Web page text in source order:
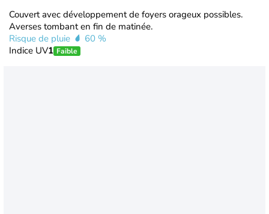
Couvert avec développement de foyers orageux possibles.
Averses tombant en fin de matinée.
Risque de pluie
60 %
Indice UV1 Faible